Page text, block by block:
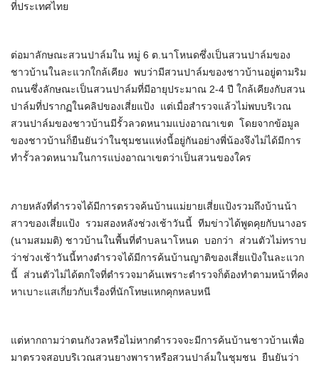
ที่ประเทศไทย
ต่อมาลักษณะสวนปาล์มใน หมู่ 6 ต.นาโหนดซึ่งเป็นสวนปาล์มของ
ชาวบ้านในละแวกใกล้เคียง พบว่ามีสวนปาล์มของชาวบ้านอยู่ตามริม
ถนนซึ่งลักษณะเป็นสวนปาล์มที่มีอายุประมาณ 2-4 ปี ใกล้เคียงกับสวน
ปาล์มที่ปรากฏในคลิปของเสี่ยแป้ง แต่เมื่อสำรวจแล้วไม่พบบริเวณ
สวนปาล์มของชาวบ้านมีรั้วลวดหนามแบ่งอาณาเขต โดยจากข้อมูล
ของชาวบ้านก็ยืนยันว่าในชุมชนแห่งนี้อยู่กันอย่างพี่น้องจึงไม่ได้มีการ
ทำรั้วลวดหนามในการแบ่งอาณาเขตว่าเป็นสวนของใคร
ภายหลังที่ตำรวจได้มีการตรวจค้นบ้านแม่ยายเสี่ยแป้งรวมถึงบ้านน้า
สาวของเสี่ยแป้ง รวมสองหลังช่วงเช้าวันนี้ ทีมข่าวได้พูดคุยกับนางอร
(นามสมมติ) ชาวบ้านในพื้นที่ตำบลนาโหนด บอกว่า ส่วนตัวไม่ทราบ
ว่าช่วงเช้าวันนี้ทางตำรวจได้มีการค้นบ้านญาติของเสี่ยแป้งในละแวก
นี้ ส่วนตัวไม่ได้ตกใจที่ตำรวจมาค้นเพราะตำรวจก็ต้องทำตามหน้าที่คง
หาเบาะแสเกี่ยวกับเรื่องที่นักโทษแหกคุกหลบหนี
แต่หากถามว่าตนกังวลหรือไม่หากตำรวจจะมีการค้นบ้านชาวบ้านเพื่อ
มาตรวจสอบบริเวณสวนยางพาราหรือสวนปาล์มในชุมชน ยืนยันว่า